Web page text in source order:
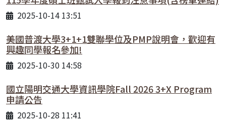
2025-10-14 13:51
美國普渡大學3+1+1雙聯學位及PMP說明會，歡迎有
興趣同學報名參加!
2025-10-30 14:58
國立陽明交通大學資訊學院Fall 2026 3+X Program
申請公告
2025-10-28 11:41